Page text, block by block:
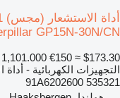
GP15N-30N/CN
€150 ≈ $173.30
التجهيزات الكهربائية -
535321 91A6202600